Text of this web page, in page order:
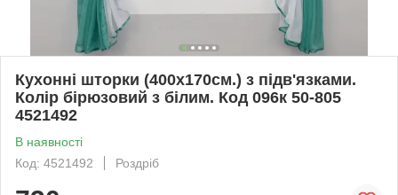
Кухонні шторки (400х170см.) з підв'язками.
Колір бірюзовий з білим. Код 096к 50-805
4521492
В наявності
Код: 4521492
Роздріб